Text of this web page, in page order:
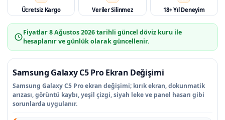
Ücretsiz Kargo Veriler Silinmez 18+ Yıl Deneyim
Fiyatlar8 Ağustos 2026tarihli güncel döviz kuru ile
hesaplanır ve günlük olarak güncellenir.
Samsung Galaxy C5 Pro Ekran Değişimi
Samsung Galaxy C5 Pro ekran değişimi; kırık ekran, dokunmatik
arızası, görüntü kaybı, yeşil çizgi, siyah leke ve panel hasarı gibi
sorunlarda uygulanır.